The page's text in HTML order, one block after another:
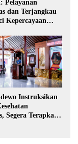
Pelayanan
dan Terjangkau
Kepercayaan
Instruksikan
Segera Terapkan